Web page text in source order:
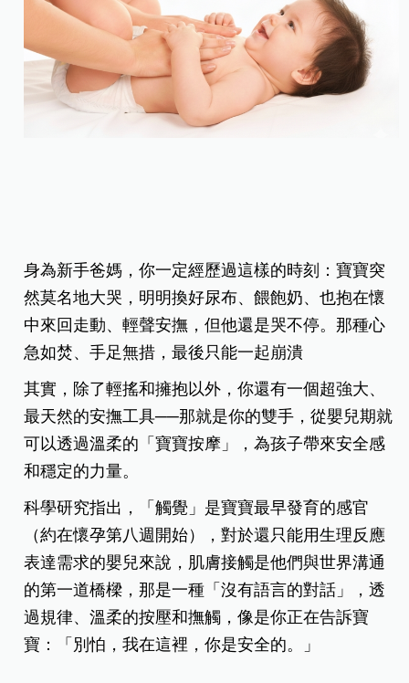
身為新手爸媽，你一定經歷過這樣的時刻：寶寶突
然莫名地大哭，明明換好尿布、餵飽奶、也抱在懷
中來回走動、輕聲安撫，但他還是哭不停。那種心
急如焚、手足無措，最後只能一起崩潰
其實，除了輕搖和擁抱以外，你還有一個超強大、
最天然的安撫工具──那就是你的雙手，從嬰兒期就
可以透過溫柔的「寶寶按摩」，為孩子帶來安全感
和穩定的力量。
科學研究指出，「觸覺」是寶寶最早發育的感官
（約在懷孕第八週開始），對於還只能用生理反應
表達需求的嬰兒來說，肌膚接觸是他們與世界溝通
的第一道橋樑，那是一種「沒有語言的對話」，透
過規律、溫柔的按壓和撫觸，像是你正在告訴寶
寶：「別怕，我在這裡，你是安全的。」